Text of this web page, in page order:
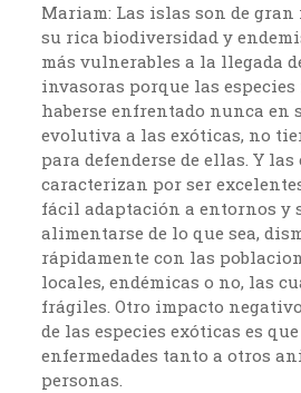
Mariam: Las islas son de
su rica biodiversidad y
más vulnerables a la llegada
invasoras porque las
haberse enfrentado nunca en
evolutiva a las exóticas, no
para defenderse de ellas. Y las
caracterizan por ser
fácil adaptación a entornos y
alimentarse de lo que sea,
rápidamente con las
locales, endémicas o no, las
frágiles. Otro impacto
de las especies exóticas es
enfermedades tanto a otros
personas.